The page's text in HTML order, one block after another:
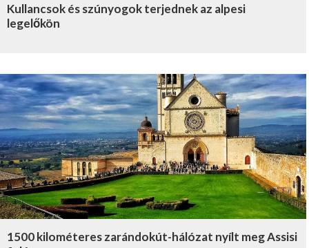
Kullancsok és szúnyogok terjednek az alpesi
legelőkön
1500 kilométeres zarándokút-hálózat nyílt meg Assisi